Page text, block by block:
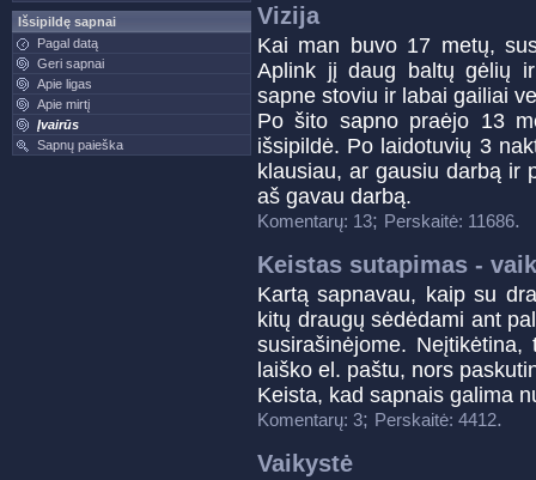
Išsipildę sapnai
Pagal datą
Geri sapnai
Apie ligas
Apie mirtį
Įvairūs
Sapnų paieška
Vizija
Kai man buvo 17 metų,
Aplink jį daug baltų gėlių
sapne stoviu ir labai gailiai
Po šito sapno praėjo 13
išsipildė. Po laidotuvių 3
klausiau, ar gausiu darbą ir
aš gavau darbą.
Komentarų: 13; Perskaitė: 11686.
Keistas sutapimas -
Kartą sapnavau, kaip su
kitų draugų sėdėdami ant
susirašinėjome.
laiško el. paštu, nors
Keista, kad sapnais galima
Komentarų: 3; Perskaitė: 4412.
Vaikystė